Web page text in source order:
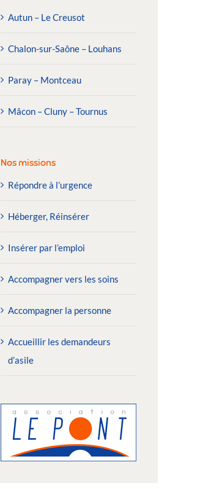
Autun – Le Creusot
Chalon-sur-Saône – Louhans
Paray – Montceau
Mâcon – Cluny – Tournus
Nos missions
Répondre à l’urgence
Héberger, Réinsérer
Insérer par l’emploi
Accompagner vers les soins
Accompagner la personne
Accueillir les demandeurs
d’asile